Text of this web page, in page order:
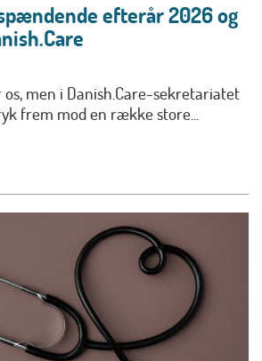
efterår 2026 og
men i Danish.Care-sekretariatet
frem mod en række store...